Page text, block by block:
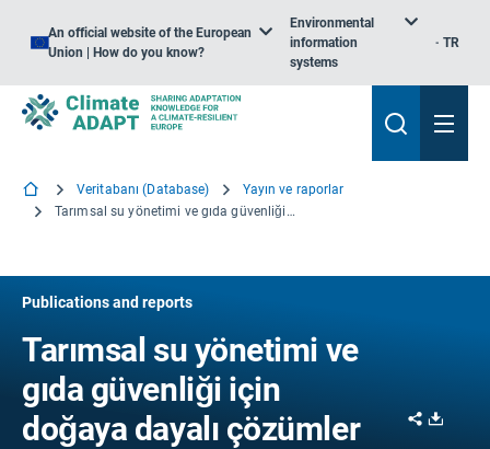
An official website of the European
Union | How do you know?
Environmental
information
systems
TR
Veritabanı (Database)
Yayın ve raporlar
Tarımsal su yönetimi ve gıda güvenliği için doğaya dayalı çözümler
Publications and reports
Tarımsal su yönetimi ve
gıda güvenliği için
doğaya dayalı çözümler
Share